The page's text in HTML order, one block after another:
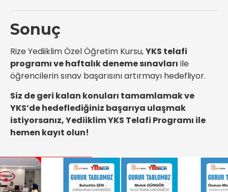
Sonuç
Rize Yediiklim Özel Öğretim Kursu,YKS telafi
programı ve haftalık deneme sınavları ile
öğrencilerin sınav başarısını artırmayı hedefliyor.
Siz de geri kalan konuları tamamlamak ve
YKS’de hedeflediğiniz başarıya ulaşmak
istiyorsanız, Yediiklim YKS Telafi Programı ile
hemen kayıt olun!